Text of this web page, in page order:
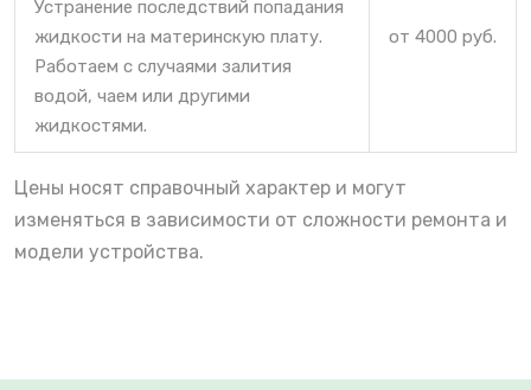
Устранение последствий попадания
жидкости на материнскую плату.
Работаем с случаями залития
водой, чаем или другими
жидкостями.
от 4000 руб.
Цены носят справочный характер и могут
изменяться в зависимости от сложности ремонта и
модели устройства.